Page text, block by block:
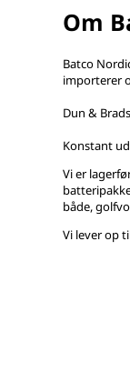
Om
Batco
importerer
Dun &
Konstant
Vi er
både,
Vi lever op